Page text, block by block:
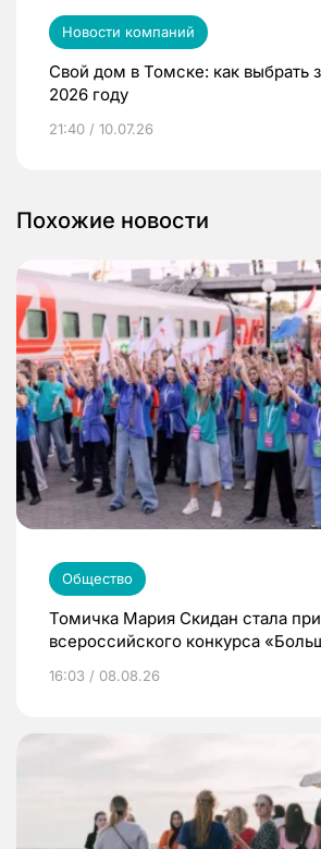
Новости компаний
Свой дом в Томске: как выбрать
2026 году
21:40 / 10.07.26
Похожие новости
Общество
Томичка Мария Скидан стала
всероссийского конкурса
16:03 / 08.08.26